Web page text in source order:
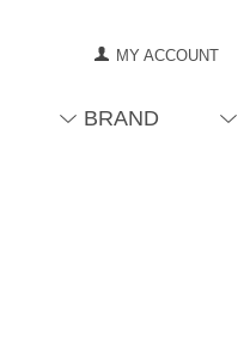
MY ACCOUNT
BRAND